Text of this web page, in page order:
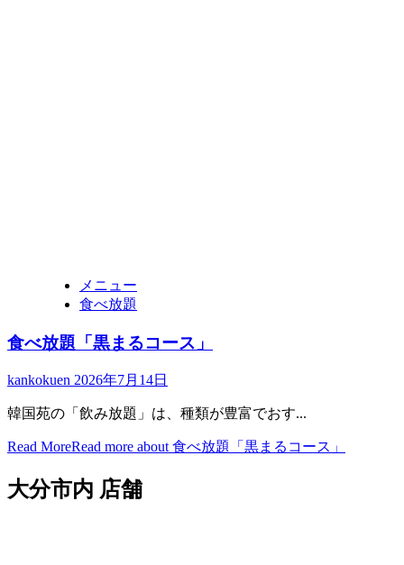
メニュー
食べ放題
食べ放題「黒まるコース」
kankokuen 2026年7月14日
韓国苑の「飲み放題」は、種類が豊富でおす...
Read MoreRead more about 食べ放題「黒まるコース」
大分市内 店舗